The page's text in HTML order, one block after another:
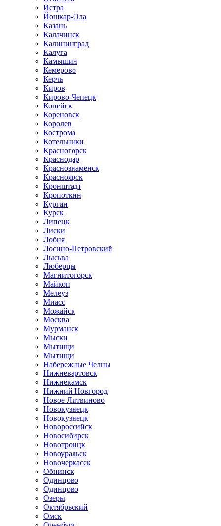
Истра
Йошкар-Ола
Казань
Калачинск
Калининград
Калуга
Камышин
Кемерово
Керчь
Киров
Кирово-Чепецк
Копейск
Кореновск
Королев
Кострома
Котельники
Красногорск
Краснодар
Краснознаменск
Красноярск
Кронштадт
Кропоткин
Курган
Курск
Липецк
Лиски
Лобня
Лосино-Петровский
Лысьва
Люберцы
Магнитогорск
Майкоп
Мелеуз
Миасс
Можайск
Москва
Мурманск
Мыски
Мытищи
Мытищи
Набережные Челны
Нижневартовск
Нижнекамск
Нижний Новгород
Новое Литвиново
Новокузнецк
Новокузнецк
Новороссийск
Новосибирск
Новотроицк
Новоуральск
Новочеркасск
Обнинск
Одинцово
Одинцово
Озеры
Октябрьский
Омск